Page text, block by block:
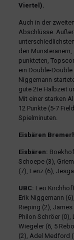
Viertel).
Auch in der
Abschlüsse.
den Münsteranern,
punkteten,
ein Double-Double
Niggemann
gute 2te Halbzeit
Mit einer starken
12 Punkte (5-7
Spielminuten.
Eisbären
Eisbären:
Schoepe (3),
(7), Lenz (6),
UBC: Leo
Erik Niggemann
Rieping (2),
Philon Schröer (0),
Wiegeler (6, 5
(2), Adel Medford